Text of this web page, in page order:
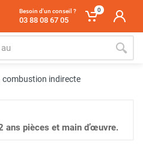
Besoin d'un conseil ?
03 88 08 67 05
0
combustion indirecte
ans pièces et main d’œuvre.